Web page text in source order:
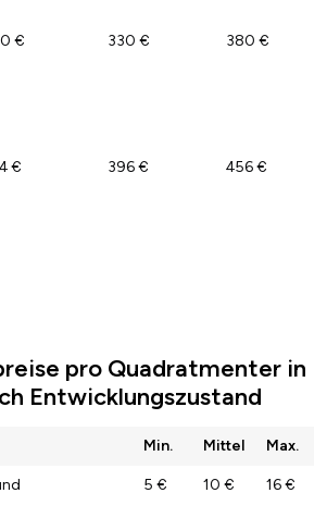
€ 330 € 380 €
€ 396 € 456 €
pro Quadratmenter in
Entwicklungszustand
Min. Mittel Max.
5 € 10 € 16 €